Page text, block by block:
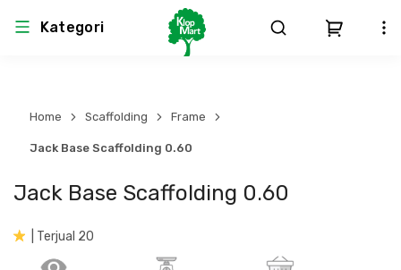
Kategori
Atap & Rangka
Lem
Produk Teknikal & Kimia
Produk K3
Sistem Pengudaraan
Sistem Elektro
Home Scaffolding Frame
Jack Base Scaffolding 0.60
Jack Base Scaffolding 0.60
| Terjual 20